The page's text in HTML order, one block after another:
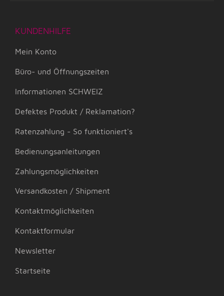
KUNDENHILFE
Mein Konto
Büro- und Öffnungszeiten
Informationen SCHWEIZ
Defektes Produkt / Reklamation?
Ratenzahlung - So funktioniert's
Bedienungsanleitungen
Zahlungsmöglichkeiten
Versandkosten / Shipment
Kontaktmöglichkeiten
Kontaktformular
Newsletter
Startseite